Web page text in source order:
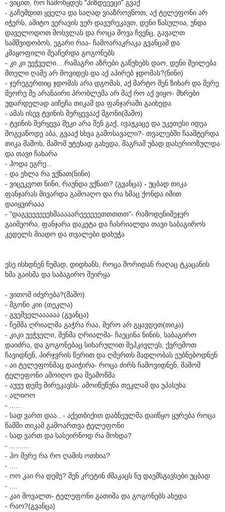
- ვიცით, რო ჩამოწყდეს "პიზდეეეცი" გვაქ
- გაჩუმდით ყველა და საღად ვიაზროვნოთ, აქ ტელეფონი არ
იჭერს, ამიტო ვერავის ვერ დავურეკავთ, დენი წასულია, უნდა
დაველოდოთ მოსვლას და როცა მოვა ჩვენც, გავალთ
სამშვიდობოს, ეგარი რაა- ჩამოარაკრაკა გვანცამ და
კმაყოფილი შეაჩერდა გოგონებს
- კი კი უეჭველი....რამაგრი აზრები გაწუხებს დაო, დენი შეილება
მთელი ღამე არ მოვიდეს და აქ აპირებ ჯდომას?(ნინი)
- ჯერეგერთიც ჯდომას არა დგომას, აქ მარტო შენ ზიხარ და მერე
მეორე მე არანაირი პრობლემა არ მაქ რო აქ ვიყო- მხრები
უდარდელად აიჩეჩა თიკამ და ფანჯარაში გაიხედა
- ამას ისევ ტვინის შერყევააქ მგონი(მაშო)
- ტვინის შერყევა მეკი არა შენ გაქ, ივაჟკაცე და უკეთესი იდეა
მოგვაწოდე აბა, გვააქ სხვა გამოსავალი?- თვალებში ჩააშტერდა
თიკა მაშოს, მაშომ უტეხად გახედა, მაგრამ უბად დასერიოზულდა
და თავი ჩახარა
- ჰოდა ეგრე...
- და ეხლა რა ვქნათ(ნინი)
- ვიცეკვოთ ნინი, რაუნდა ვქნათ? (გვანცა) - უცბად თიკა
ფანჯარას მივარდა გამოაღო და რა ხმაც ქონდა იმით
დაიყვირააა
- "დაგვეეეეეეხმააააარეეეეეეთთთთთ"- რამოდენიმეჯერ
გაიმეორა, ფანჯარა დაკეტა და ჩასრიალდა თავი საბაგიროს
კედელს მიადო და თვალები დახუჭა
ესე ისხდნენ ჩუმად, დიდხანს, როცა შორიდან რაღაც ტკაცანის
ხმა გაისმა და საბაგირო შეირყა
- ვითომ იძვრება?(მაშო)
- მგონი კიი (თეკლა)
- გვეშველაააააა (გვანცა)
- ჩემმა ღრიალმა გაჭრა რაა, მერო არ გყავდეთ(თიკა)
- კიკი უეჭველი, შენმა ღრიალმა- ჩაეცინა ნინის, საბაგირო
დაიძრა, და გოგონებაც სიხარულით შეჰკივლეს, ქვრემოთ
ჩავიდნენ, პირჯვრის წერით და ღმერთს მადლობას ეუბნებოდნენ
- აი ტელეფონმაც დაიჭირა- როცა ძირს ჩამოვიდნენ, მაშომ
ტელეფონი ამოიღო და შეამოწმა
- აუუუ დემე მირეკავსს- ამოიწუწუნა თეკლამ და უპასუხა
- ალიოო
- ......
- სად ვართ დაა...- აქეთბიქით დაბნეულმა დაიწყო ყურება როცა
წამში თიკამ გამოართვა ტელეფონი
- სად ვართ და სასეირნოდ რა მოხდა?
- ..........
- ჰო მერე რა რო ღამის ოთხია?
- ....
- ოო კაი რა დემე? შენ კრეტინ ძმაკაცს ნუ დაემსგავსები უცბად
- ....
- კაი მოვალთ- ტელეფონი გათიშა და გოგონებს ახედა
- რაო?(გვანცა)